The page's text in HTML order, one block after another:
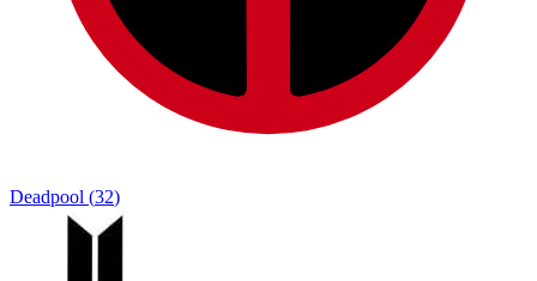
Deadpool (32)